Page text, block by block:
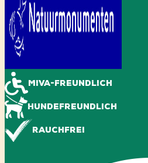
Miva-freundlich
Hundefreundlich
Rauchfrei